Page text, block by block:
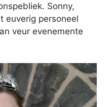
Sonny,
euverig personeel
veur evenemente